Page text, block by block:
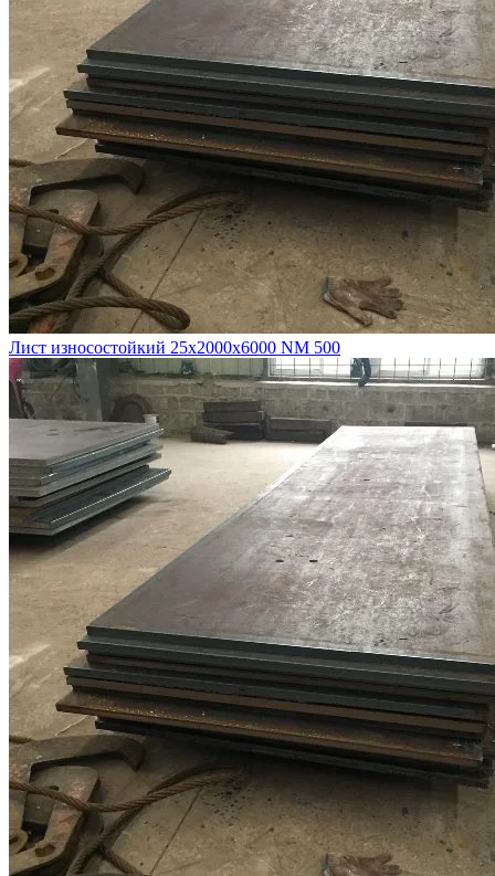
Лист износостойкий 25х2000х6000 NM 500